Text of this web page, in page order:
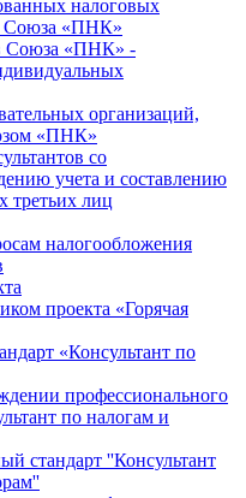
налоговых
Союза «ПНК»
Союза «ПНК» -
организаций,
«ПНК»
со
учета и составлению
третьих лиц
налогообложения
проекта «Горячая
«Консультант по
профессионального
по налогам и
стандарт ''Консультант